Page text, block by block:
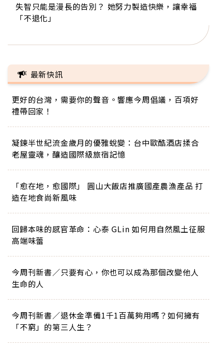
失智只能是漫長的告別？ 她努力製造快樂，讓幸福
「不退化」
來自剛果的巧克力神父 為台灣奉獻36年 「台灣是我
的家，我連作夢都講台語！」
63歲卸矽谷副總、搬回台灣找快樂！「蛋黃哥小
丑」走進安養院，逗樂上萬爺奶：退休後才開始真
104歲打破金氏世界紀錄 成為全球最年長羽球選
手，分享長壽的秘密原來是「這個」
事業巔峰他選擇追夢…黑手阿伯拉小提琴還登上小
巨蛋！連CNN都大讚！
最新快訊
更好的台灣，需要你的聲音。響應今周倡議，百項好
禮帶回家！
凝鍊半世紀流金歲月的優雅蛻變：台中歐酷酒店揉合
老屋靈魂，釀造國際級旅宿記憶
「愈在地，愈國際」 圓山大飯店推廣國產農漁產品 打
造在地食尚新風味
回歸本味的感官革命：心泰 GLin 如何用自然風土征服
高端味蕾
今周刊新書／只要有心，你也可以成為那個改變他人
生命的人
今周刊新書／退休金準備1千1百萬夠用嗎？如何擁有
「不窮」的第三人生？